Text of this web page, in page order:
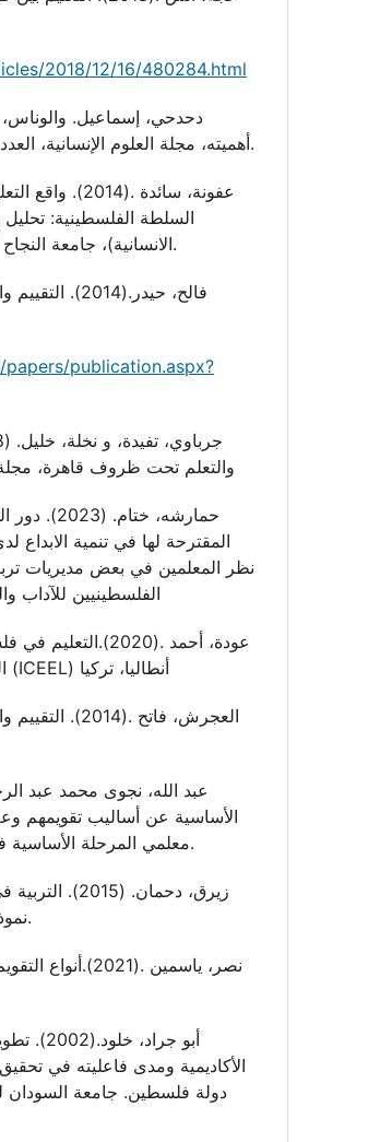
2018/12/16/480284.html
أهميته، مجلة العلوم الإنسانية، العدد 31، جامعة قاصدي مرباح ورقلة، الجزائر.
عفونة، سائدة
السلطة الفلسطينية: تحليل
الانسانية)، جامعة النجاح الوطنية، نابلس، فلسطين، المجلد ٢٨ (٢).
فالح،
publication.aspx?
والتعلم تحت ظروف قاهرة، مجلة
حمارشه،
المقترحة لها في تنمية الابداع
نظر المعلمين في بعض مديريات
الفلسطينيين للآداب
عودة، أحمد
المؤتمر الدولي للتعليم والتعليم الإلكتروني (ICEEL) أنطاليا، تركيا
العجرش، فاتح
الأساسية عن أساليب تقويمهم
معلمي المرحلة الأساسية في محافظة نابلس، جامعة النجاح الوطنية.
زيرق، دحمان.
نموذجاً، جامعة محمد خيضر-بسكرة-، الجزائر.
نصر، ياسمين
أبو
الأكاديمية ومدى فاعليته في
دولة فلسطين. جامعة السودان